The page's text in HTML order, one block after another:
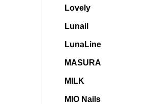
Lovely
Lunail
LunaLine
MASURA
MILK
MIO Nails